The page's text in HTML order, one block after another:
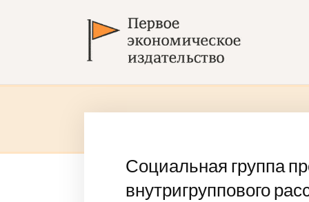
Социальная группа
внутригруппового